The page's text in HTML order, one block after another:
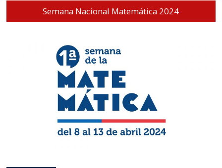
Semana Nacional Matemática 2024